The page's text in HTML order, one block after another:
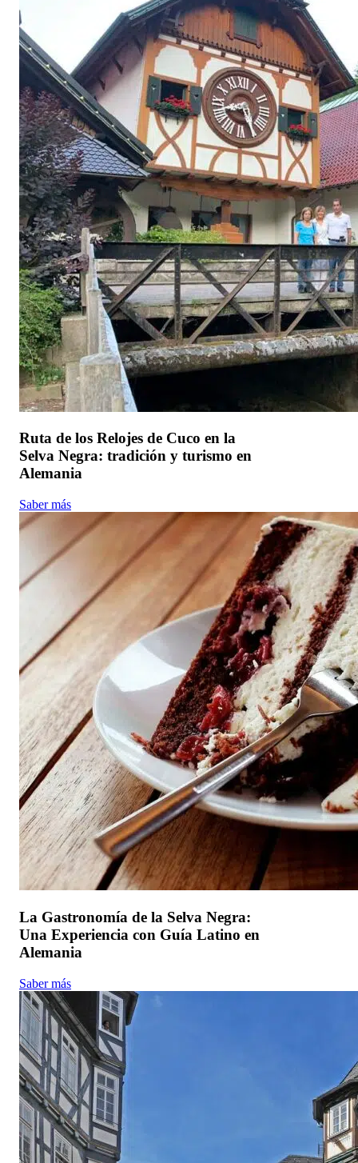
Ruta de los Relojes de Cuco en la
Selva Negra: tradición y turismo en
Alemania
Saber más
La Gastronomía de la Selva Negra:
Una Experiencia con Guía Latino en
Alemania
Saber más